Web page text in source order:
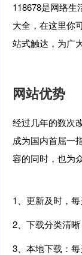
118678是网络
大全，在这里你
站式触达，为广
网站优势
经过几年的数次
成为国内首屈一
容的同时，也为
1、更新及时，
2、下载分类清
3、本地下载：